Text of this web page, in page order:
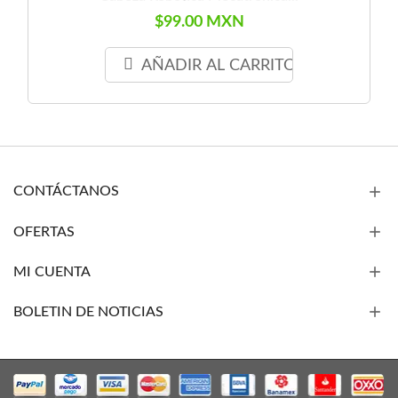
$99.00 MXN
AÑADIR AL CARRITO
CONTÁCTANOS
OFERTAS
MI CUENTA
BOLETIN DE NOTICIAS